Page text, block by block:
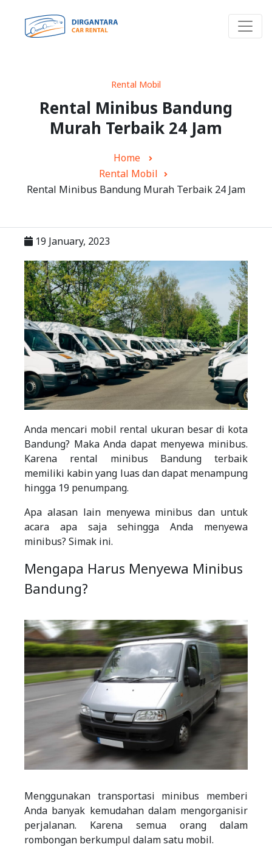
Rental Mobil
Rental Minibus Bandung
Murah Terbaik 24 Jam
Home
Rental Mobil
Rental Minibus Bandung Murah Terbaik 24 Jam
19 January, 2023
Anda mencari mobil rental ukuran besar di kota
Bandung? Maka Anda dapat menyewa minibus.
Karena rental minibus Bandung terbaik
memiliki kabin yang luas dan dapat menampung
hingga 19 penumpang.
Apa alasan lain menyewa minibus dan untuk
acara apa saja sehingga Anda menyewa
minibus? Simak ini.
Mengapa Harus Menyewa Minibus
Bandung?
Menggunakan transportasi minibus memberi
Anda banyak kemudahan dalam mengorganisir
perjalanan. Karena semua orang dalam
rombongan berkumpul dalam satu mobil.